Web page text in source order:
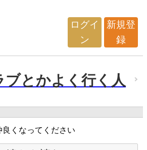
ログイ
ン
新規登
録
ブとかよく行く人
くなってください